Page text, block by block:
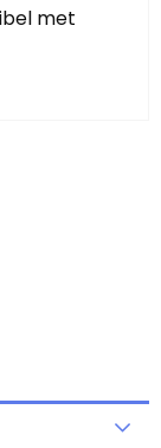
met